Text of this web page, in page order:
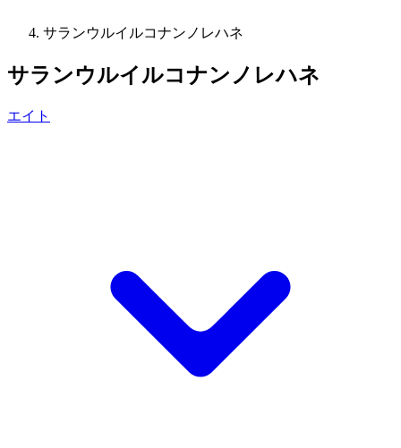
サランウルイルコナンノレハネ
サランウルイルコナンノレハネ
エイト